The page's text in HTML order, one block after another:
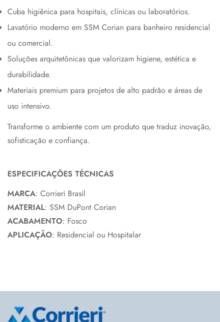
Cuba higiênica para hospitais, clínicas ou laboratórios.
Lavatório moderno em SSM Corian para banheiro residencial
ou comercial.
Soluções arquitetônicas que valorizam higiene, estética e
durabilidade.
Materiais premium para projetos de alto padrão e áreas de
uso intensivo.
Transforme o ambiente com um produto que traduz inovação,
sofisticação e confiança.
ESPECIFICAÇÕES TÉCNICAS
MARCA: Corrieri Brasil
MATERIAL: SSM DuPont Corian
ACABAMENTO: Fosco
APLICAÇÃO: Residencial ou Hospitalar